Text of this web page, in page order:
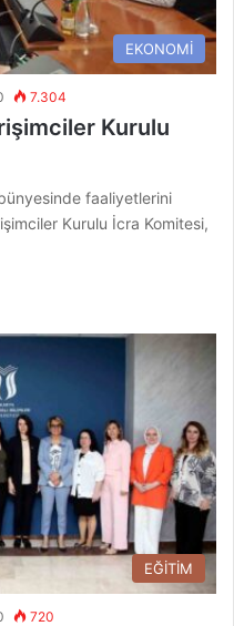
EKONOMİ
7.304
Kurulu
faaliyetlerini
Kurulu İcra Komitesi,
EĞİTİM
720